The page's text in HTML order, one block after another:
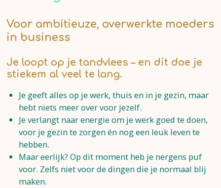
Voor ambitieuze, overwerkte moeders
in business
Je loopt op je tandvlees – en dit doe je
stiekem al veel te lang.
Je geeft alles op je werk, thuis en in je gezin, maar
hebt niets meer over voor jezelf.
Je verlangt naar energie om je werk goed te doen,
voor je gezin te zorgen én nog een leuk leven te
hebben.
Maar eerlijk? Op dit moment heb je nergens puf
voor. Zelfs niet voor de dingen die je normaal blij
maken.